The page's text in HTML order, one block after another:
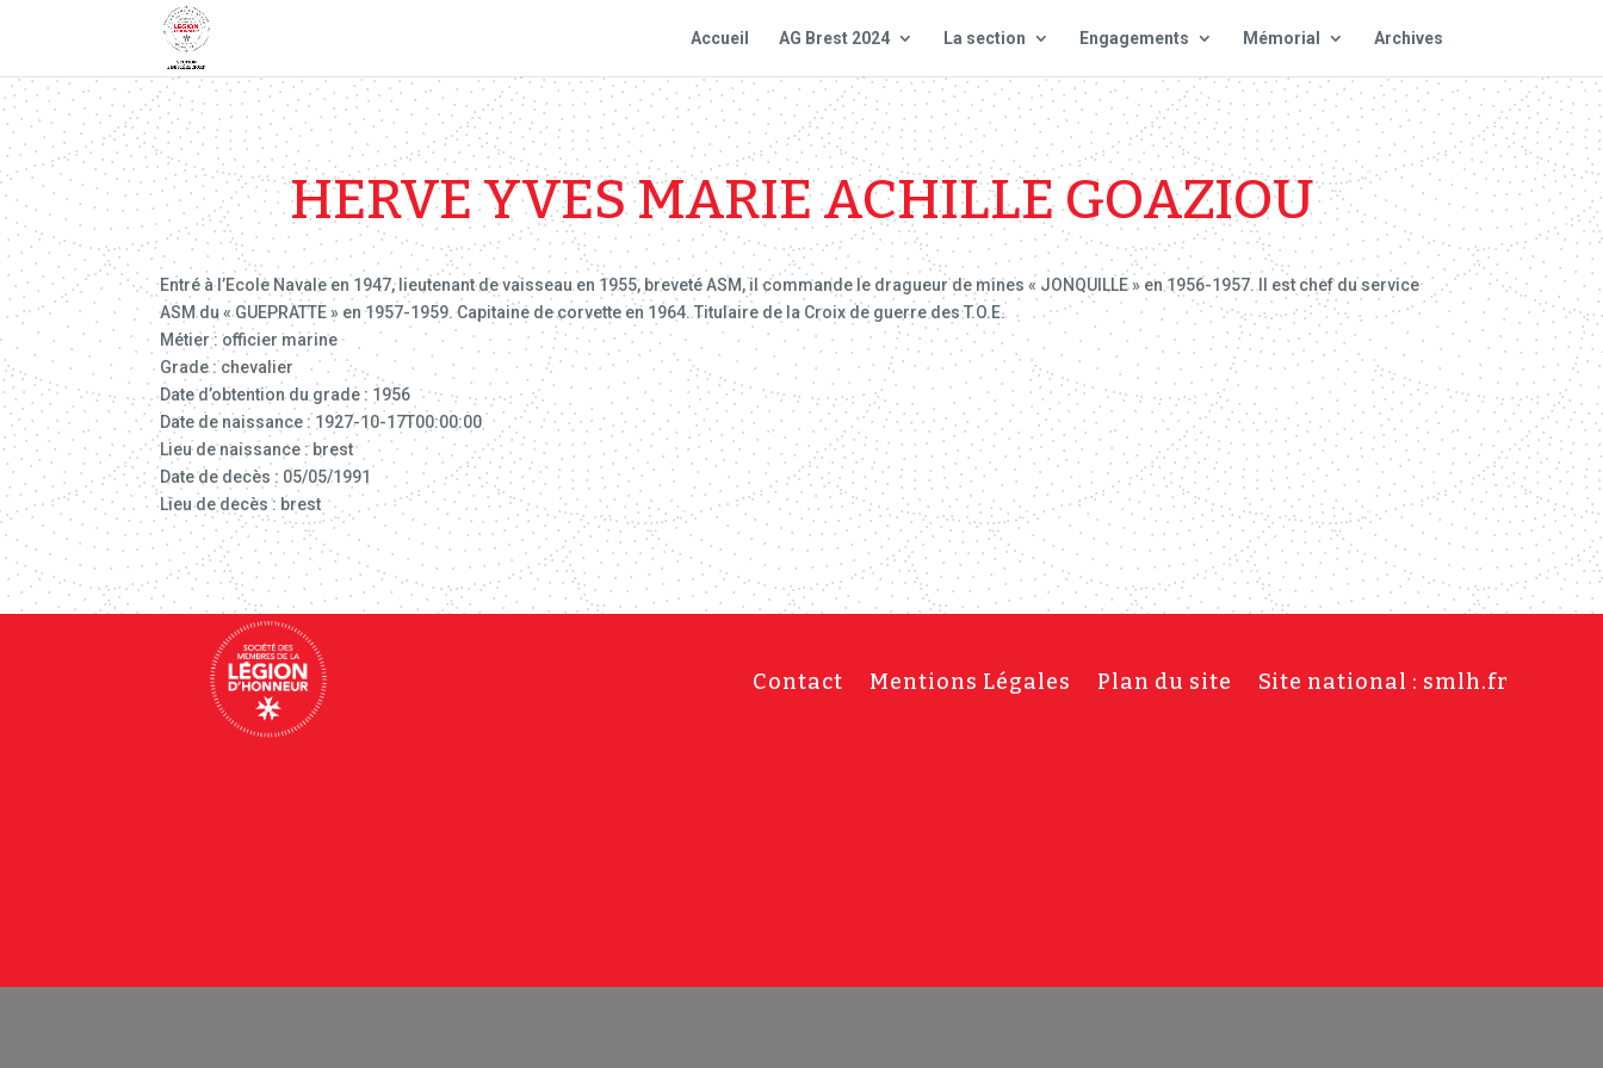
Accueil AG Brest 2024 La section Engagements Mémorial Archives
HERVE YVES MARIE ACHILLE GOAZIOU
Entré à l’Ecole Navale en 1947, lieutenant de vaisseau en 1955, breveté ASM, il commande le dragueur de mines « JONQUILLE » en 1956-1957. Il est chef du service
ASM du « GUEPRATTE » en 1957-1959. Capitaine de corvette en 1964. Titulaire de la Croix de guerre des T.O.E.
Métier : officier marine
Grade : chevalier
Date d’obtention du grade : 1956
Date de naissance : 1927-10-17T00:00:00
Lieu de naissance : brest
Date de decès : 05/05/1991
Lieu de decès : brest
Contact Mentions Légales Plan du site Site national : smlh.fr